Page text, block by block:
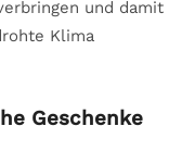
und damit
Klima
Geschenke